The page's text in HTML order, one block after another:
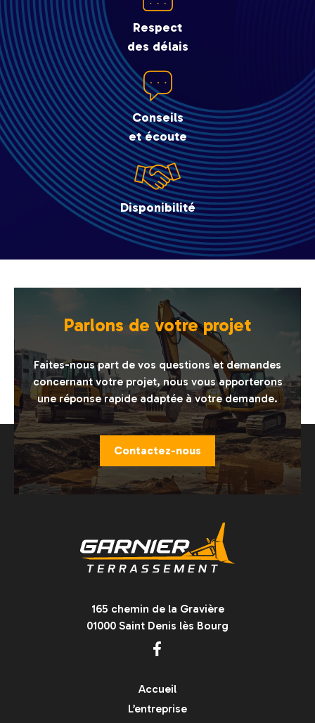
Respect
des délais
Conseils
et écoute
Disponibilité
Parlons de votre projet
Faites-nous part de vos questions et demandes
concernant votre projet, nous vous apporterons
une réponse rapide adaptée à votre demande.
Contactez-nous
165 chemin de la Gravière
01000 Saint Denis lès Bourg
Accueil
L’entreprise